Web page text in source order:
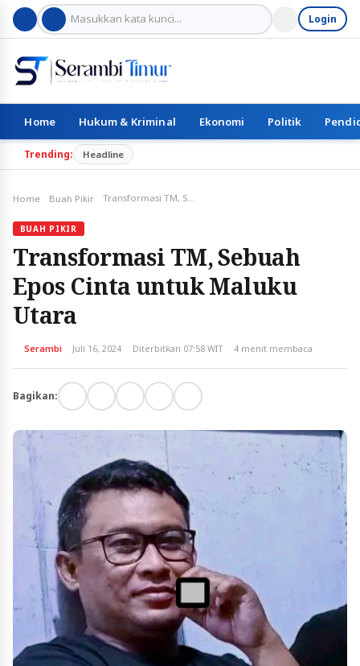
Login
Home Hukum & Kriminal Ekonomi Politik
Trending: Headline
Home Buah Pikir Transformasi TM, Sebuah Epos Cinta untuk Maluku Utara
BUAH PIKIR
Transformasi TM, Sebuah
Epos Cinta untuk Maluku
Utara
Serambi Juli 16, 2024 Diterbitkan 07:58 WIT 4 menit membaca
Bagikan: